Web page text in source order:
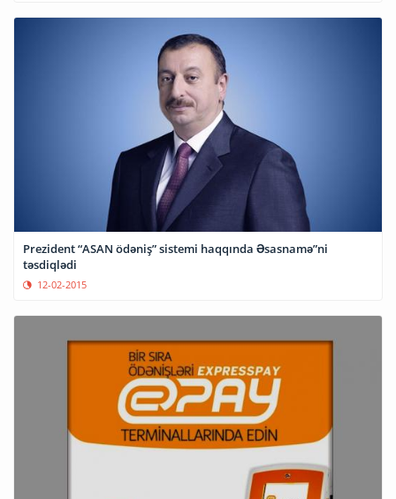
Prezident “ASAN ödəniş” sistemi haqqında Əsasnamə”ni
təsdiqlədi
12-02-2015